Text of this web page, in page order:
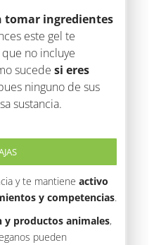
tomar ingredientes
este gel te
no incluye
sucedesi eres
ninguno de sus
sustancia.
y te mantiene activo
y competencias.
y productos animales,
pueden